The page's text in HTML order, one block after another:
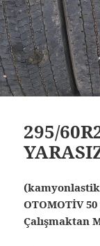
295/
OTOMOTİV
Çalışmaktan